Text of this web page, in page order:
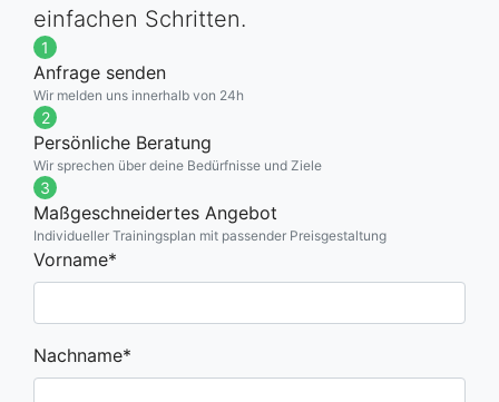
einfachen Schritten.
1
Anfrage senden
Wir melden uns innerhalb von 24h
2
Persönliche Beratung
Wir sprechen über deine Bedürfnisse und Ziele
3
Maßgeschneidertes Angebot
Individueller Trainingsplan mit passender Preisgestaltung
Vorname*
Nachname*